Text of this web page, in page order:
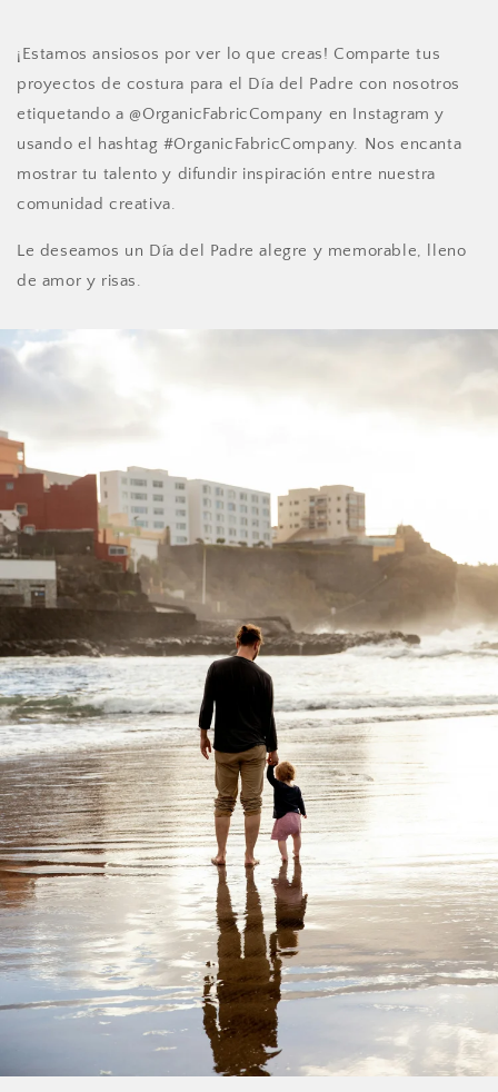
¡Estamos ansiosos por ver lo que creas! Comparte tus
proyectos de costura para el Día del Padre con nosotros
etiquetando a @OrganicFabricCompany en Instagram y
usando el hashtag #OrganicFabricCompany. Nos encanta
mostrar tu talento y difundir inspiración entre nuestra
comunidad creativa.
Le deseamos un Día del Padre alegre y memorable, lleno
de amor y risas.